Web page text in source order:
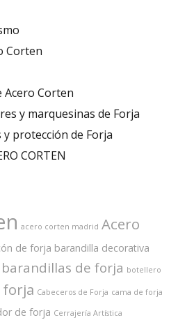
Corten
Corten
y marquesinas de Forja
y protección de Forja
CORTEN
acero corten madrid Acero
de forja barandilla decorativa
barandillas de forja botellero
forja Cabeceros de Forja cama de forja
de forja Cerrajería Artística